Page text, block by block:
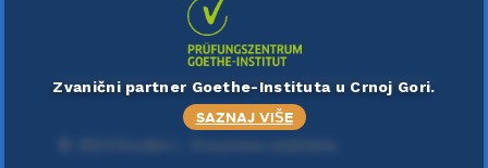
Zvanični partner Goethe-Instituta u Crnoj Gori.
SAZNAJ VIŠE